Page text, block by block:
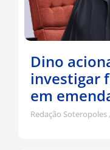
Dino
investigar
em
Redação Soteropoles